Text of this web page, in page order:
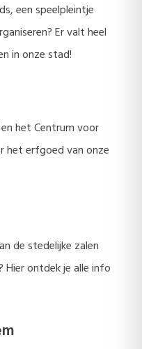
een speelpleintje
Er valt heel
in onze stad!
het Centrum voor
het erfgoed van onze
de stedelijke zalen
ontdek je alle info